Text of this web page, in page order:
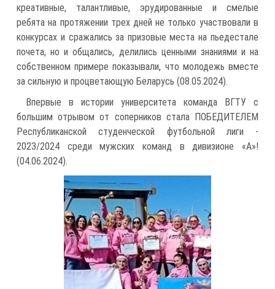
креативные, талантливые, эрудированные и смелые
ребята на протяжении трех дней не только участвовали в
конкурсах и сражались за призовые места на пьедестале
почета, но и общались, делились ценными знаниями и на
собственном примере показывали, что молодежь вместе
за сильную и процветающую Беларусь (08.05.2024).
Впервые в истории университета команда ВГТУ с
большим отрывом от соперников стала ПОБЕДИТЕЛЕМ
Республиканской студенческой футбольной лиги -
2023/2024 среди мужских команд в дивизионе «А»!
(04.06.2024).